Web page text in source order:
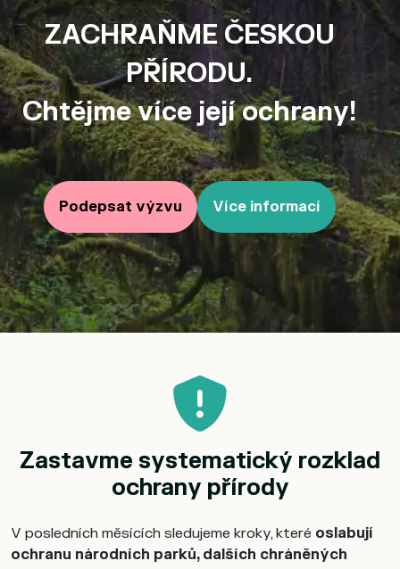
ZACHRAŇME ČESKOU
PŘÍRODU.
Chtějme více její ochrany!
Podepsat výzvu Více informací
Zastavme systematický rozklad
ochrany přírody
V posledních měsících sledujeme kroky, které oslabují
ochranu národních parků, dalších chráněných